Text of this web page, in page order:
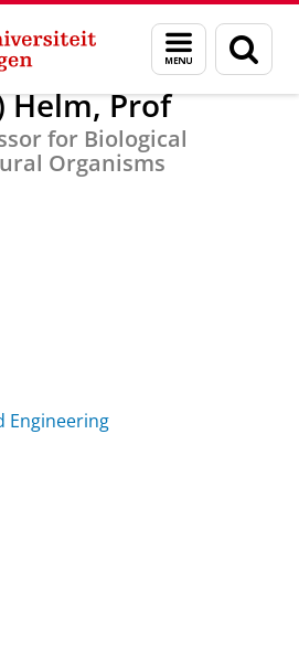
Menu
en
zoeken
B. (Barbara) Helm, Prof
Helm, Prof
for Biological
Organisms
Engineering